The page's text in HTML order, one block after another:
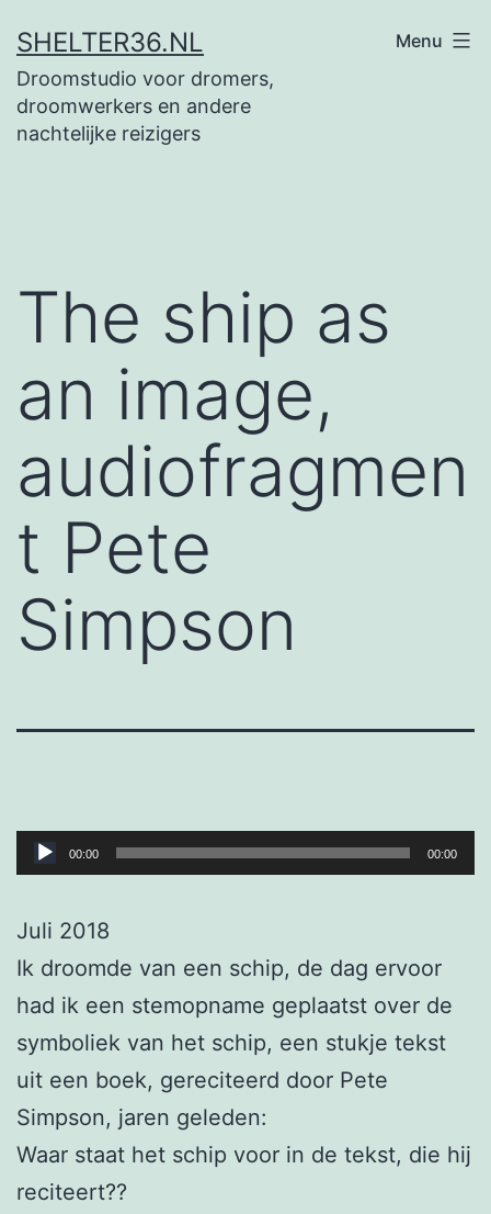
naar
de
inhoud
SHELTER36.NL
Droomstudio voor dromers,
droomwerkers en andere
nachtelijke reizigers
Menu
The ship as
an image,
audiofragmen
t Pete
Simpson
Audiospeler
00:00 00:00
Juli 2018
Ik droomde van een schip, de dag ervoor
had ik een stemopname geplaatst over de
symboliek van het schip, een stukje tekst
uit een boek, gereciteerd door Pete
Simpson, jaren geleden:
Waar staat het schip voor in de tekst, die hij
reciteert??